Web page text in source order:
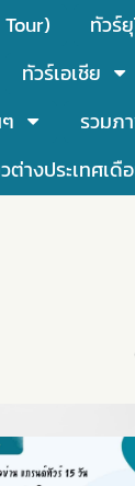
ทัวร์
ทัวร์เอเชีย
รวมภ
ต่างประเทศเดื